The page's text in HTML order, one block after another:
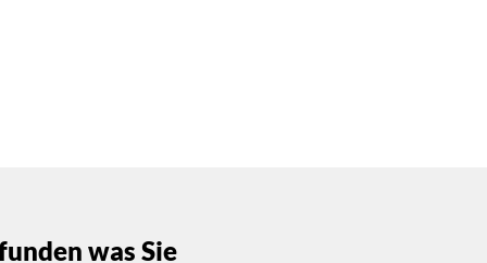
was Sie